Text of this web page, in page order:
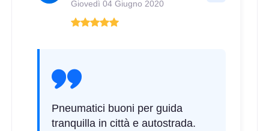
C
Giovedì 04 Giugno 2020
Pneumatici buoni per guida
tranquilla in città e autostrada.